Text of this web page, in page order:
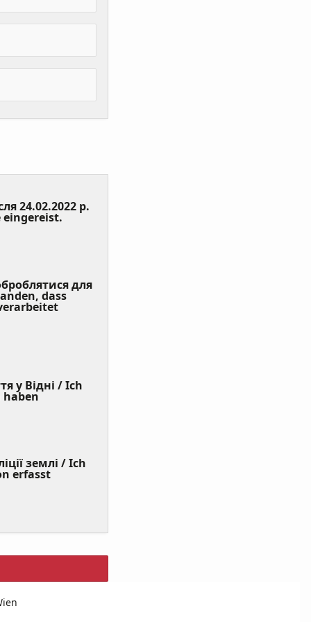
24.02.2022 р.
eingereist. (Value
для
dass
у Відні / Ich
(Value
землі / Ich
erfasst